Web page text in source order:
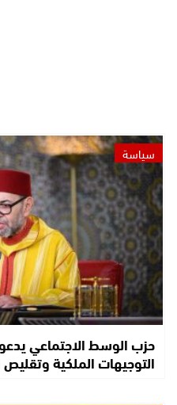
سياسة
حزب الوسط الاجتماعي يدعو
التوجيهات الملكية